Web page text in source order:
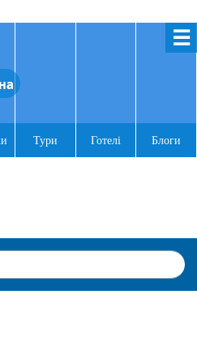
☰
Тури Готелі Блоги